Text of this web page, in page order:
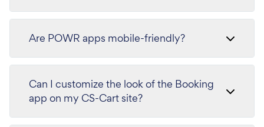
Are POWR apps mobile-friendly?
Can I customize the look of the Booking
app on my CS-Cart site?